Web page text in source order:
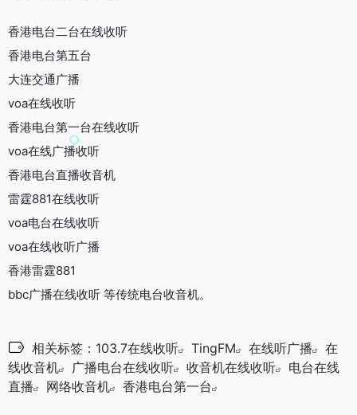
香港电台二台在线收听
香港电台第五台
大连交通广播
voa在线收听
香港电台第一台在线收听
voa在线广播收听
香港电台直播收音机
雷霆881在线收听
voa电台在线收听
voa在线收听广播
香港雷霆881
bbc广播在线收听 等传统电台收音机。
相关标签： 103.7在线收听 TingFM 在线听广播
在
线收音机
广播电台在线收听 收音机在线收听
电台在线
直播
网络收音机 香港电台第一台